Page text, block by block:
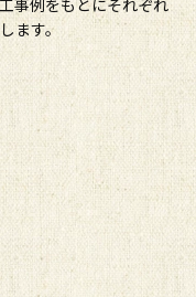
事例をもとにそれぞれ
ます。